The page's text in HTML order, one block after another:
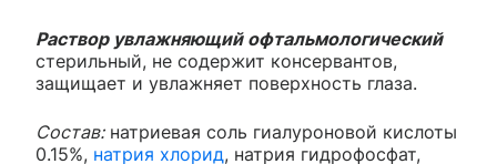
Раствор увлажняющий офтальмологический
стерильный, не содержит консервантов,
защищает и увлажняет поверхность глаза.
Состав:натриевая соль гиалуроновой кислоты
0.15%, натрия хлорид, натрия гидрофосфат,